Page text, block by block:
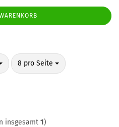
8 pro Seite
pro Seite
insgesamt 1)